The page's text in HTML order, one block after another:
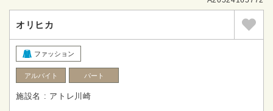
オリヒカ
ファッション
アルバイト パート
施設名 : アトレ川崎